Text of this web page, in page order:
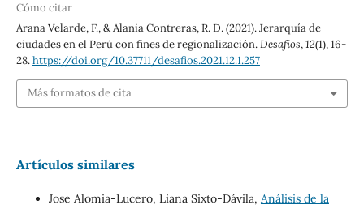
Cómo citar
Arana Velarde, F., & Alania Contreras, R. D. (2021). Jerarquía de
ciudades en el Perú con fines de regionalización.Desafíos,12(1), 16-
28.https://doi.org/10.37711/desafios.2021.12.1.257
Más formatos de cita
Artículos similares
Jose Alomia-Lucero, Liana Sixto-Dávila, Análisis de la